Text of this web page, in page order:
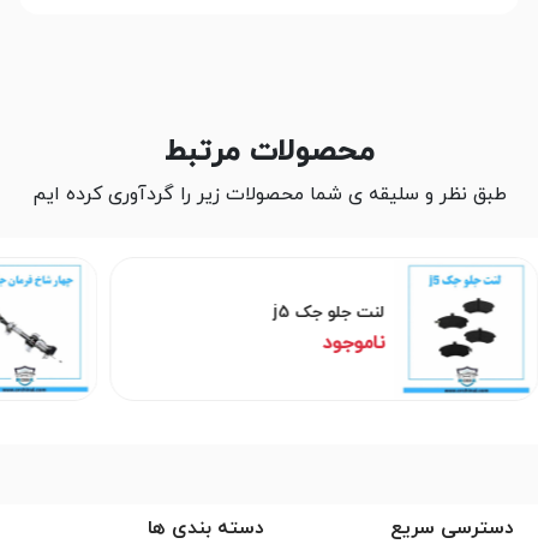
محصولات مرتبط
طبق نظر و سلیقه ی شما محصولات زیر را گردآوری کرده ایم
لنت جلو جک j5
ناموجود
دسترسی سریع دسته بندی ها